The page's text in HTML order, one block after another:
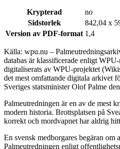
Krypterad
no
Sidstorlek
842,04 x
Version av PDF-format 1,4
Källa: wpu.nu –
databas är klassificerade enligt
digitaliserats av WPU-projektet
det mest omfattande digitala arkivet
Sveriges statsminister Olof Palme
Palmeutredningen är en av de mest
modern historia. Brottsplatsen på
korrekt och mordvapnet har aldrig
En svensk medborgares begäran om
Palmeutredningen enligt